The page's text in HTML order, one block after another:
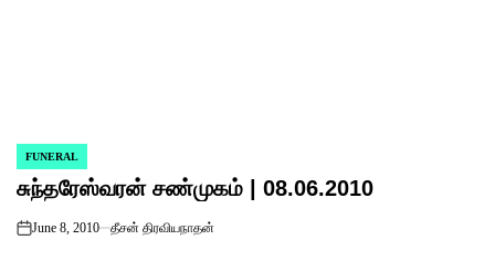
POSTED
IN
FUNERAL
சுந்தரேஸ்வரன் சண்முகம் | 08.06.2010
on
June 8, 2010 தீசன் திரவியநாதன்